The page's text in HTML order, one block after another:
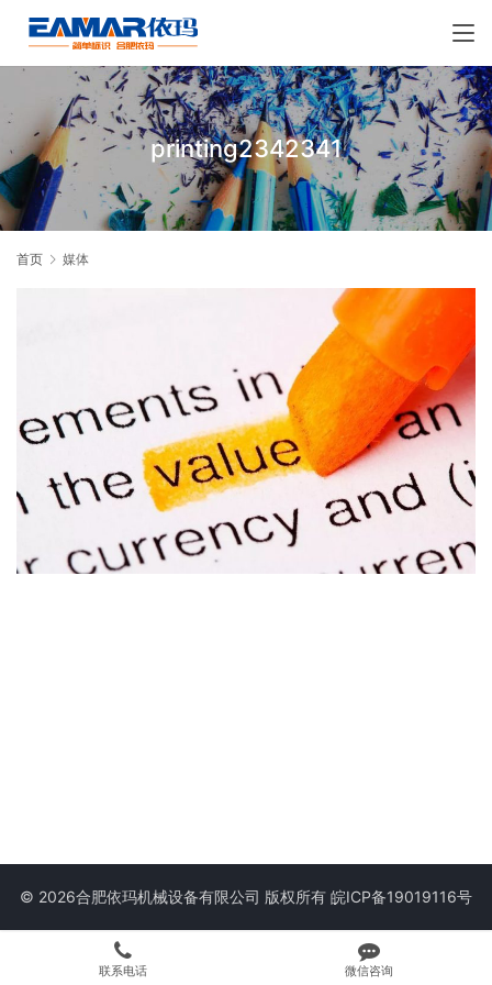
printing2342341
首页 媒体
© 2026合肥依玛机械设备有限公司 版权所有 皖ICP备19019116号
联系电话 微信咨询